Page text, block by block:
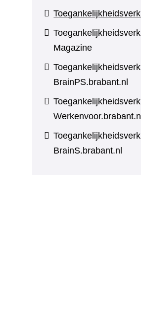
Magazine
BrainPS.brabant.nl
Werkenvoor.brabant.nl
BrainS.brabant.nl